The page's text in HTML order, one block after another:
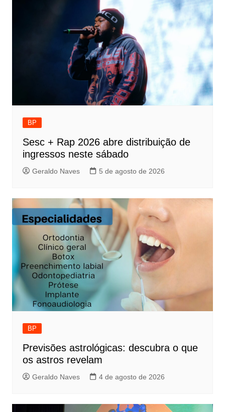
BP
Sesc + Rap 2026 abre distribuição de
ingressos neste sábado
Geraldo Naves 5 de agosto de 2026
BP
Previsões astrológicas: descubra o que
os astros revelam
Geraldo Naves 4 de agosto de 2026